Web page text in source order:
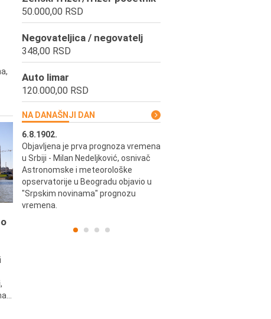
50.000,00 RSD
Negovateljica / negovatelj
348,00 RSD
Auto limar
120.000,00 RSD
NA DANAŠNJI DAN
6.8.1902.
Objavljena je prva prognoza vremena
u Srbiji - Milan Nedeljković, osnivač
Astronomske i meteorološke
opservatorije u Beogradu objavio u
"Srpskim novinama" prognozu
vremena.